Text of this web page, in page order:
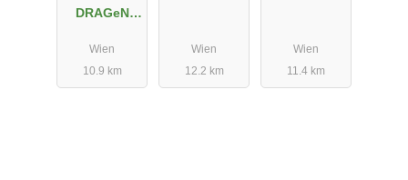
DRAGeN
Ingrid
Langoth
Wien
10.9 km
Wien
12.2 km
Wien
11.4 km